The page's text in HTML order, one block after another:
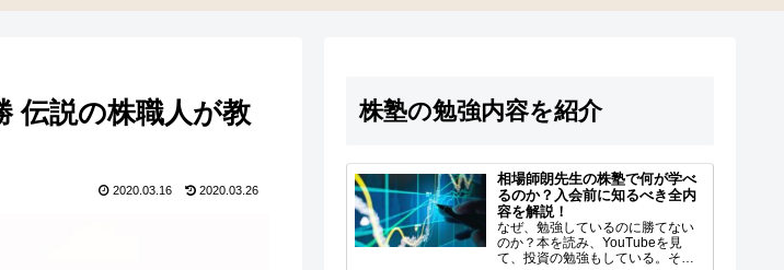
伝説の株職人が教
2020.03.16 2020.03.26
株塾の勉強内容を紹介
相場師朗先生の株塾で何が学べ
るのか？入会前に知るべき全内
容を解説！
なぜ、勉強しているのに勝てない
のか？本を読み、YouTubeを見
て、投資の勉強もしている。それ